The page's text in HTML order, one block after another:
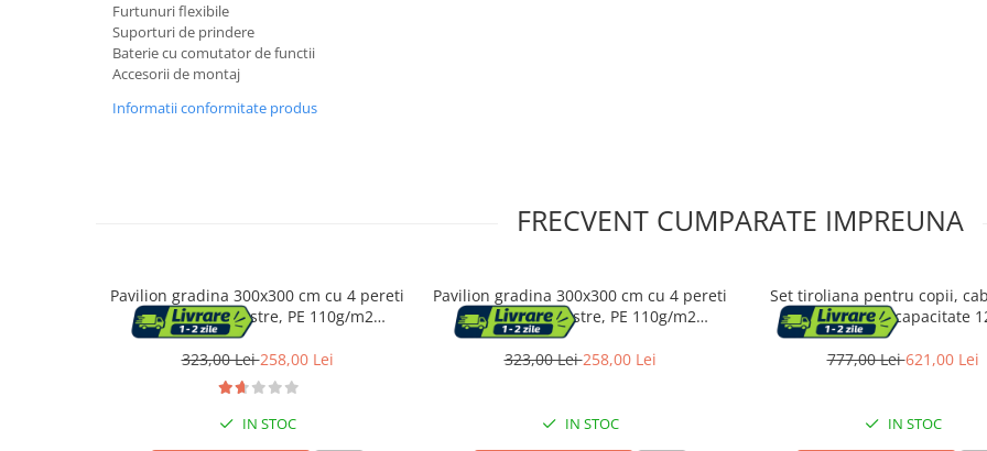
Suporturi flori si ghivece
Ansambluri de joaca animale
Culcusuri pentru animale
Radio cu ceas & portabile
Dormitor & birou
Furtunuri flexibile
Suporturi de prindere
Baterie cu comutator de functii
Accesorii de montaj
Informatii conformitate produs
FRECVENT CUMPARATE IMPREUNA
Pavilion gradina 300x300 cm cu 4 pereti
laterali cu ferestre, PE 110g/m2
impermeabil, cadru otel, gri
323,00 Lei258,00 Lei
IN STOC
Pavilion gradina 300x300 cm cu 4 pereti
laterali cu ferestre, PE 110g/m2
impermeabil, cadru otel, verde
323,00 Lei258,00 Lei
IN STOC
Set tiroliana pentru copii,
lungime 30m, capacitate
777,00 Lei621,00 Lei
IN STOC